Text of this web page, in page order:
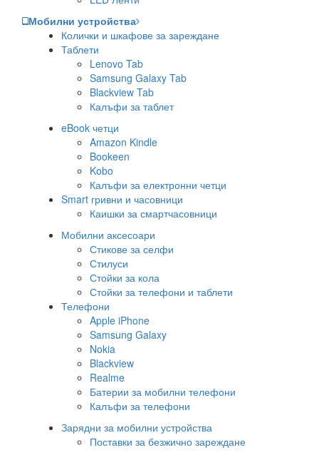
Мобилни устройства
Колички и шкафове за зареждане
Таблети
Lenovo Tab
Samsung Galaxy Tab
Blackview Tab
Калъфи за таблет
eBook четци
Amazon Kindle
Bookeen
Kobo
Калъфи за електронни четци
Smart гривни и часовници
Каишки за смартчасовници
Мобилни аксесоари
Стикове за селфи
Стилуси
Стойки за кола
Стойки за телефони и таблети
Телефони
Apple iPhone
Samsung Galaxy
Nokia
Blackview
Realme
Батерии за мобилни телефони
Калъфи за телефони
Зарядни за мобилни устройства
Поставки за безжично зареждане